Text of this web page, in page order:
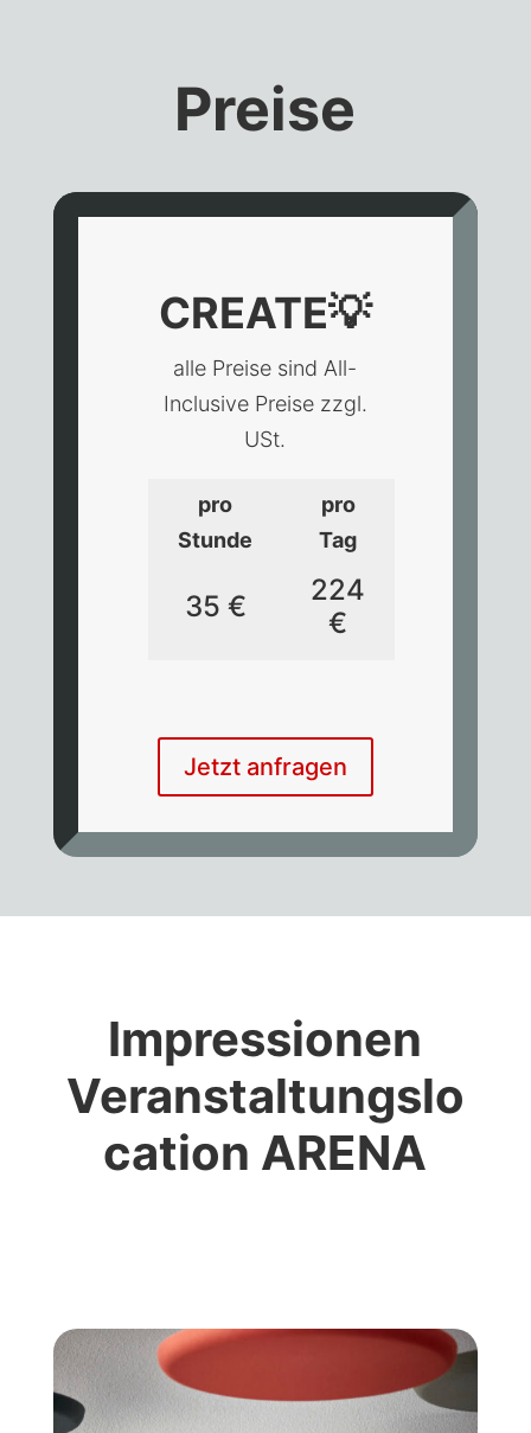
Preise
CREATE💡
alle Preise sind All-
Inclusive Preise zzgl.
USt.
pro
Stunde
pro
Tag
35 €
224
€
Jetzt anfragen
Impressionen
Veranstaltungslo
cation ARENA